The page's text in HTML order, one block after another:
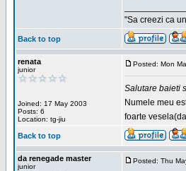
"Sa creezi ca
Back to top
renata
junior
Joined: 17 May 2003
Posts: 6
Location: tg-jiu
Posted: Mon
Salutare baieti
Numele meu
foarte
Back to top
da renegade master
junior
Posted: Thu